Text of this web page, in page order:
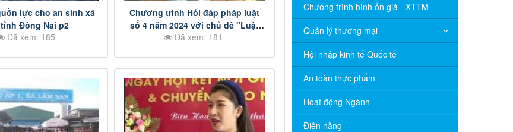
lực cho an sinh xã
Đồng Nai p2
Đã xem: 185
Chương trình Hỏi đáp pháp luật
số 4 năm 2024 với chủ đề "Luật
An Ninh Mạng" p3
Đã xem: 181
Chương trình bình ổn giá - XTTM
Quản lý thương mại
Hội nhập kinh tế Quốc tế
An toàn thực phẩm
Hoạt động Ngành
Điện năng